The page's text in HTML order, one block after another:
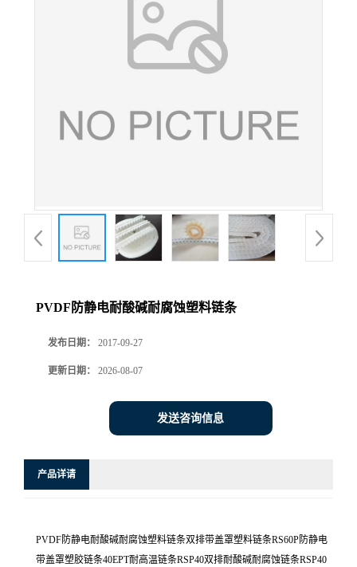
PVDF防静电耐酸碱耐腐蚀塑料链条
发布日期： 2017-09-27
更新日期： 2026-08-07
发送咨询信息
产品详请
PVDF防静电耐酸碱耐腐蚀塑料链条双排带盖罩塑料链条RS60P防静电
带盖罩塑胶链条40EPT耐高温链条RSP40双排耐酸碱耐腐蚀链条RSP40